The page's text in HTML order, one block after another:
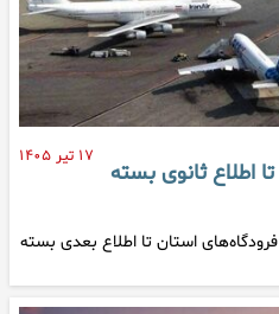
۱۷ تیر ۱۴۰۵
اطلاع ثانوی بسته
استان تا اطلاع بعدی بسته